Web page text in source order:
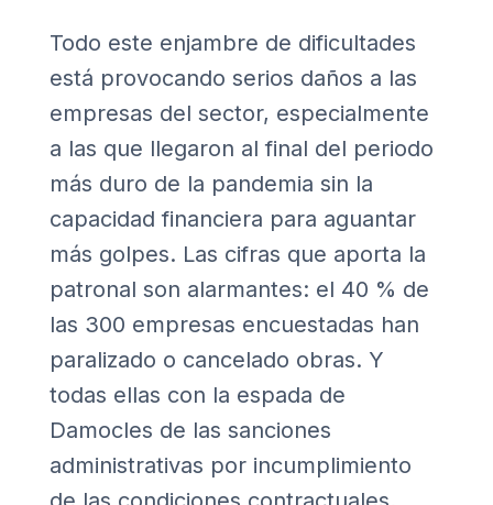
Todo este enjambre de dificultades
está provocando serios daños a las
empresas del sector, especialmente
a las que llegaron al final del periodo
más duro de la pandemia sin la
capacidad financiera para aguantar
más golpes. Las cifras que aporta la
patronal son alarmantes: el 40 % de
las 300 empresas encuestadas han
paralizado o cancelado obras. Y
todas ellas con la espada de
Damocles de las sanciones
administrativas por incumplimiento